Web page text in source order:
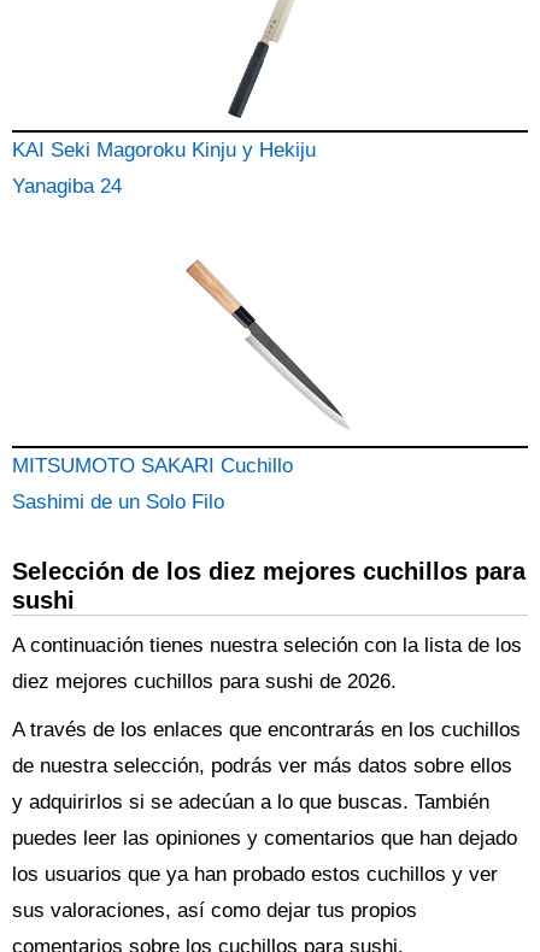
KAI Seki Magoroku Kinju y Hekiju
Yanagiba 24
MITSUMOTO SAKARI Cuchillo
Sashimi de un Solo Filo
Selección de los diez mejores cuchillos para
sushi
A continuación tienes nuestra seleción con la lista de los
diez mejores cuchillos para sushi de 2026.
A través de los enlaces que encontrarás en los cuchillos
de nuestra selección, podrás ver más datos sobre ellos
y adquirirlos si se adecúan a lo que buscas. También
puedes leer las opiniones y comentarios que han dejado
los usuarios que ya han probado estos cuchillos y ver
sus valoraciones, así como dejar tus propios
comentarios sobre los cuchillos para sushi.